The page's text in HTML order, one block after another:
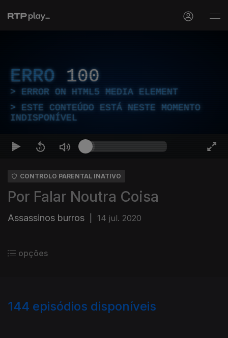
ERRO 100
ERROR ON HTML5 MEDIA ELEMENT
ESTE CONTEÚDO ESTÁ NESTE MOMENTO
INDISPONÍVEL
CONTROLO PARENTAL INATIVO
Por Falar Noutra Coisa
Assassinos burros 14 jul. 2020
opções
144 episódios disponíveis